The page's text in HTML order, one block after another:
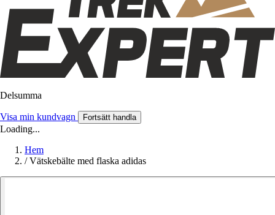
Delsumma
Visa min kundvagn Fortsätt handla
Loading...
Hem
/ Vätskebälte med flaska adidas